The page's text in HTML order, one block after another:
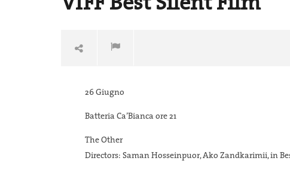
26 Giugno
Batteria Ca’Bianca ore 21
The Other
Directors: Saman Hosseinpuor, Ako Zandkarimii, in